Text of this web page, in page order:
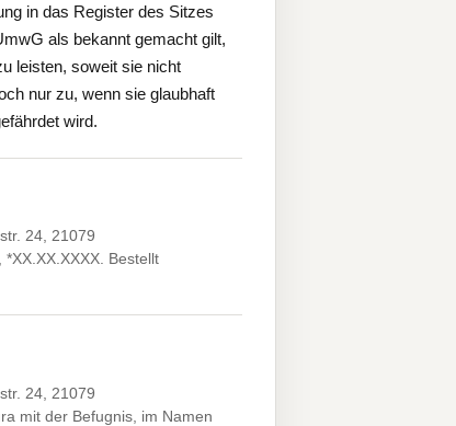
in das Register des Sitzes
als bekannt gemacht gilt,
leisten, soweit sie nicht
nur zu, wenn sie glaubhaft
wird.
24, 21079
Bestellt
24, 21079
mit der Befugnis, im Namen